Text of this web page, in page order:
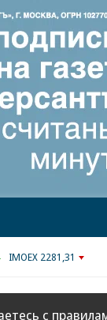
IMOEX 2281,31
с